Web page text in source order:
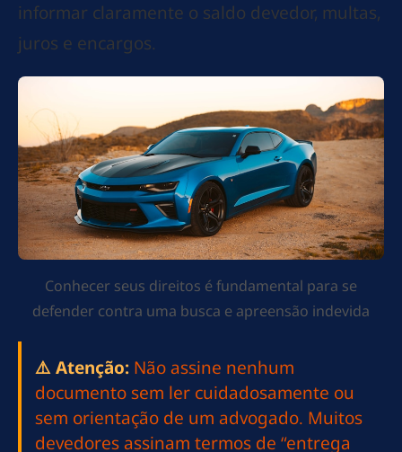
informar claramente o saldo devedor, multas,
juros e encargos.
Conhecer seus direitos é fundamental para se
defender contra uma busca e apreensão indevida
⚠️ Atenção: Não assine nenhum
documento sem ler cuidadosamente ou
sem orientação de um advogado. Muitos
devedores assinam termos de “entrega